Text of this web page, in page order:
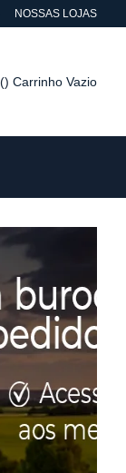
NOSSAS LOJAS
Carrinho Vazio